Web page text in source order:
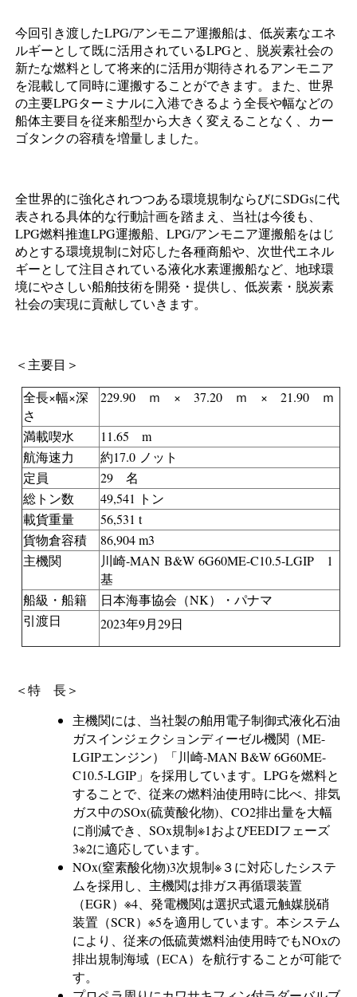
今回引き渡したLPG/アンモニア運搬船は、低炭素なエネ
ルギーとして既に活用されているLPGと、脱炭素社会の
新たな燃料として将来的に活用が期待されるアンモニア
を混載して同時に運搬することができます。また、世界
の主要LPGターミナルに入港できるよう全長や幅などの
船体主要目を従来船型から大きく変えることなく、カー
ゴタンクの容積を増量しました。
全世界的に強化されつつある環境規制ならびにSDGsに代
表される具体的な行動計画を踏まえ、当社は今後も、
LPG燃料推進LPG運搬船、LPG/アンモニア運搬船をはじ
めとする環境規制に対応した各種商船や、次世代エネル
ギーとして注目されている液化水素運搬船など、地球環
境にやさしい船舶技術を開発・提供し、低炭素・脱炭素
社会の実現に貢献していきます。
＜主要目＞
全長×幅×深
さ
229.90 ｍ × 37.20 ｍ × 21.90 ｍ
満載喫水
11.65 m
航海速力
約17.0 ノット
定員
29 名
総トン数
49,541 トン
載貨重量
56,531 t
貨物倉容積
86,904 m3
主機関
川崎-MAN B&W 6G60ME-C10.5-LGIP 1
基
船級・船籍
日本海事協会（NK）・パナマ
引渡日
2023年9月29日
＜特 長＞
主機関には、当社製の舶用電子制御式液化石油
ガスインジェクションディーゼル機関（ME-
LGIPエンジン）「川崎-MAN B&W 6G60ME-
C10.5-LGIP」を採用しています。LPGを燃料と
することで、従来の燃料油使用時に比べ、排気
ガス中のSOx(硫黄酸化物)、CO2排出量を大幅
に削減でき、SOx規制※1およびEEDIフェーズ
3※2に適応しています。
NOx(窒素酸化物)3次規制※３に対応したシステ
ムを採用し、主機関は排ガス再循環装置
（EGR）※4、発電機関は選択式還元触媒脱硝
装置（SCR）※5を適用しています。本システム
により、従来の低硫黄燃料油使用時でもNOxの
排出規制海域（ECA）を航行することが可能で
す。